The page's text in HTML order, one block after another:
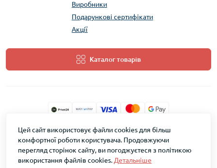
Виробники
Подарункові сертифікати
Акції
Каталог товарів
ТМ Скарб © 2026
Цей сайт використовує файли cookies для більш
комфортної роботи користувача. Продовжуючи
перегляд сторінок сайту, ви погоджуєтеся з політикою
використання файлів cookies. Детальніше